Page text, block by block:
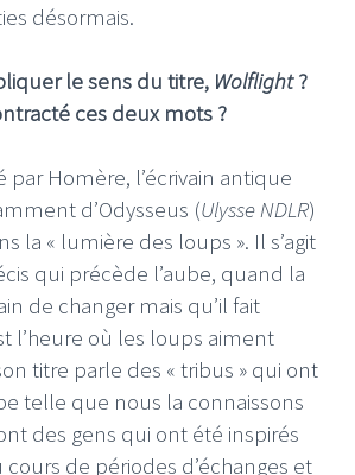
désormais.
le sens du titre, Wolflight?
ces deux mots ?
par Homère, l’écrivain antique
d’Odysseus (Ulysse NDLR)
la « lumière des loups ». Il s’agit
qui précède l’aube, quand la
de changer mais qu’il fait
l’heure où les loups aiment
titre parle des « tribus » qui ont
telle que nous la connaissons
des gens qui ont été inspirés
cours de périodes d’échanges et